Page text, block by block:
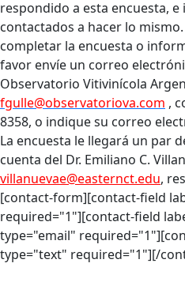
respondido a esta encuesta,
contactados a hacer lo
completar la encuesta o
favor envíe un correo
Observatorio Vitivinícola
fgulle@observatoriova.com ,
8358, o indique su correo
La encuesta le llegará un par
cuenta del Dr. Emiliano C.
villanuevae@easternct.edu,
[contact-form][contact-field
required="1"][contact-field
type="email"
type="text" required="1"][/